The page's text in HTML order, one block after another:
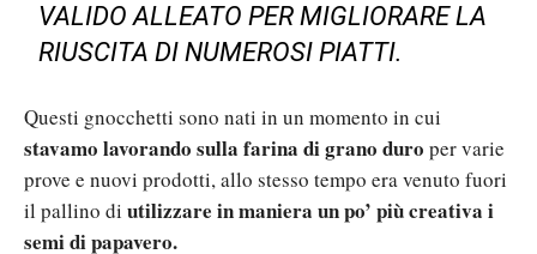
VALIDO ALLEATO PER MIGLIORARE LA
RIUSCITA DI NUMEROSI PIATTI.
Questi gnocchetti sono nati in un momento in cui
stavamo lavorando sulla farina di grano duro per varie
prove e nuovi prodotti, allo stesso tempo era venuto fuori
il pallino di utilizzare in maniera un po’ più creativa i
semi di papavero.